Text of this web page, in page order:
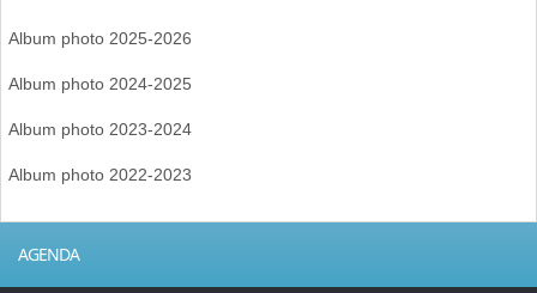
Album photo 2025-2026
Album photo 2024-2025
Album photo 2023-2024
Album photo 2022-2023
AGENDA